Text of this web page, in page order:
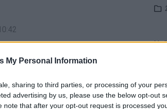
My Personal Information
sharing to third parties, or processing of your
advertising by us, please use the below opt-out
note that after your opt-out request is processed
tik Lrytas.TV